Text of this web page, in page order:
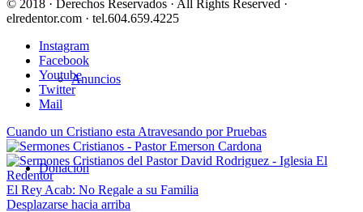
Anuncios
Donación
© 2018 · Derechos Reservados · All Rights Reserved ·
elredentor.com · tel.604.659.4225
Instagram
Facebook
Youtube
Twitter
Mail
Cuando un Cristiano esta Atravesando por Pruebas
El Rey Acab: No Regale a su Familia
Desplazarse hacia arriba